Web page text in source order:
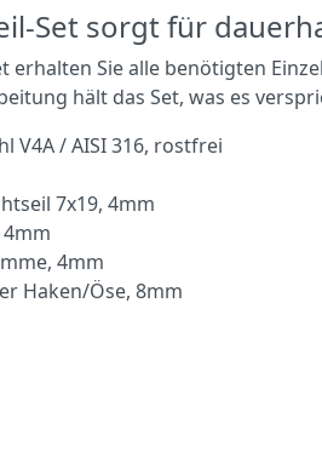
Set sorgt für
erhalten Sie alle benötigten
hält das Set, was es
V4A / AISI 316, rostfrei
7x19, 4mm
4mm
4mm
Haken/Öse, 8mm